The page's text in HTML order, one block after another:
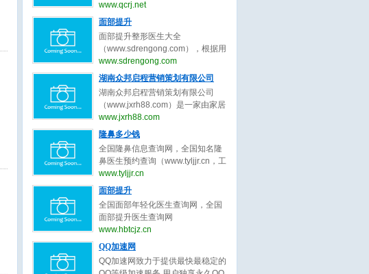
大全，秉承为客户服务公平公正原
则，为整形客户求美决策推荐最好
的脸部整形医生。
生、上海整形医生、广州整形医
生、成都整形医生、武汉整形医
生。整形医生大全，秉承为客户服
务公平公正原则，为整形客户求美
决策推荐最好的隆鼻整形医生。
收录全中国最好的整形医生，包括
不限于整形外科医生、微整形医
生、修复双眼皮整形医生、北京双
眼皮整形医生、上海双眼皮整形医
生、广州双眼皮整形医生、成都双
眼皮整形医生、武汉双眼皮整形医
生。双眼皮整形医生大全，秉承为
客户服务公平公正原则，为整形客
户求美决策推荐最好的双眼皮整形
医生。
www.qcrj.net
面部提升
面部提升整形医生大全
（www.sdrengong.com），根据用
户口碑收录全中国最好的面部提升
整形医生，包括不限于面部提升整
生、修复提升整形医生、北京面部
提升整形医生、上海面部提升整形
医生、广州面部提升整形医生、成
都面部提升整形医生、武汉面部提
升整形医生、西安面部提升整形、
郑州面部提升整形。面部提升整形
医生大全，秉承为客户服务公平公
正原则，为整形客户求美决策推荐
最好的面部提升整形医生。
www.sdrengong.com
湖南众邦启程营销策划有限公司
湖南众邦启程营销策划有限公司
（www.jxrh88.com）是一家由家居
行业精英共同打造的商业智慧平台,
集策划咨询、 教育培训、 执行落
匠精神 - 工匠品质” 为核心理念，不
到4年时间， 为国内万余客户提升
品牌价值， 创造销售奇迹， 2021
年销售业绩达成冲刺目标7.5亿。
公司自创立至今， 一直扎根于家居
建材细分领域， 以执行为王、落地
为王、 结果为王的宗旨， 精耕细作
精益求精。
www.jxrh88.com
隆鼻多少钱
全国隆鼻信息查询网，全国知名隆
鼻医生预约查询（www.tyljjr.cn，工
信部备案号：晋ICP备13005452
号）。全国隆鼻信息查询网系统提
鼻多少钱,玻尿酸隆鼻,耳软骨隆鼻,
假体隆鼻,硅胶隆鼻,隆鼻哪种好,隆
鼻价格,隆鼻、隆鼻修复医生等知名
口碑专家预约查询。了解隆鼻,线雕
隆鼻,隆鼻手术,隆鼻多少钱,玻尿酸
www.tyljjr.cn
面部提升
全国面部年轻化医生查询网，全国
面部提升医生查询网
（www.hbtcjz.cn，工信部备案号：
鄂ICP备2020017337号），面部年
医生查询系统提供全国面部提升,面
www.hbtcjz.cn
QQ加速网
QQ加速网致力于提供最快最稳定的